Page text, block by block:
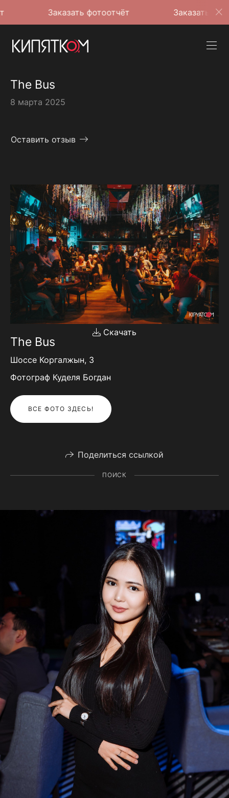
Заказать фотоотчёт Заказать фотоотчёт
The Bus
8 марта 2025
Оставить отзыв
Скачать
The Bus
Шоссе Коргалжын, 3
Фотограф Куделя Богдан
ВСЕ ФОТО ЗДЕСЬ!
Поделиться ссылкой
ПОИСК